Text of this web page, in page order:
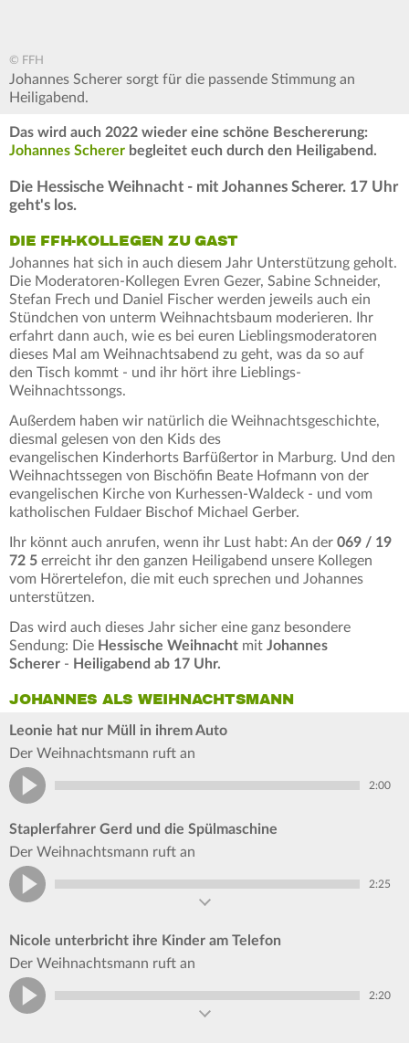
© FFH
Johannes Scherer sorgt für die passende Stimmung an
Heiligabend.
Das wird auch 2022 wieder eine schöne Beschererung:
Johannes Scherer begleitet euch durch den Heiligabend.
Die Hessische Weihnacht - mit Johannes Scherer. 17 Uhr
geht's los.
DIE FFH-KOLLEGEN ZU GAST
Johannes hat sich in auch diesem Jahr Unterstützung geholt.
Die Moderatoren-Kollegen Evren Gezer, Sabine Schneider,
Stefan Frech und Daniel Fischer werden jeweils auch ein
Stündchen von unterm Weihnachtsbaum moderieren. Ihr
erfahrt dann auch, wie es bei euren Lieblingsmoderatoren
dieses Mal am Weihnachtsabend zu geht, was da so auf
den Tisch kommt - und ihr hört ihre Lieblings-
Weihnachtssongs.
Außerdem haben wir natürlich die Weihnachtsgeschichte,
diesmal gelesen von den Kids des
evangelischen Kinderhorts Barfüßertor in Marburg. Und den
Weihnachtssegen von Bischöfin Beate Hofmann von der
evangelischen Kirche von Kurhessen-Waldeck - und vom
katholischen Fuldaer Bischof Michael Gerber.
Ihr könnt auch anrufen, wenn ihr Lust habt: An der 069 / 19
72 5 erreicht ihr den ganzen Heiligabend unsere Kollegen
vom Hörertelefon, die mit euch sprechen und Johannes
unterstützen.
Das wird auch dieses Jahr sicher eine ganz besondere
Sendung: Die Hessische Weihnacht mit Johannes
Scherer - Heiligabend ab 17 Uhr.
JOHANNES ALS WEIHNACHTSMANN
Leonie hat nur Müll in ihrem Auto
Der Weihnachtsmann ruft an
2:00
Staplerfahrer Gerd und die Spülmaschine
Der Weihnachtsmann ruft an
2:25
Nicole unterbricht ihre Kinder am Telefon
Der Weihnachtsmann ruft an
2:20